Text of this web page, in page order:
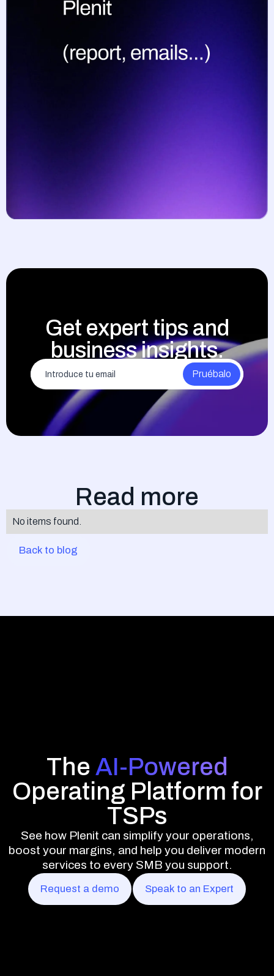
Get expert tips and
business insights.
Read more
No items found.
Back to blog
The AI-Powered
Operating Platform for
TSPs
See how Plenit can simplify your operations,
boost your margins, and help you deliver modern
services to every SMB you support.
Request a demo Speak to an Expert